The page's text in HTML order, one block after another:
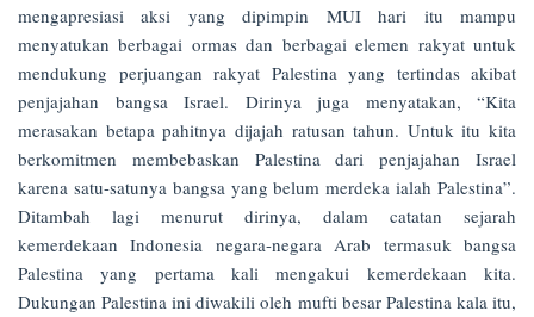
mengapresiasi aksi yang dipimpin MUI hari itu mampu
menyatukan berbagai ormas dan berbagai elemen rakyat untuk
mendukung perjuangan rakyat Palestina yang tertindas akibat
penjajahan bangsa Israel. Dirinya juga menyatakan, “Kita
merasakan betapa pahitnya dijajah ratusan tahun. Untuk itu kita
berkomitmen membebaskan Palestina dari penjajahan Israel
karena satu-satunya bangsa yang belum merdeka ialah Palestina”.
Ditambah lagi menurut dirinya, dalam catatan sejarah
kemerdekaan Indonesia negara-negara Arab termasuk bangsa
Palestina yang pertama kali mengakui kemerdekaan kita.
Dukungan Palestina ini diwakili oleh mufti besar Palestina kala itu,